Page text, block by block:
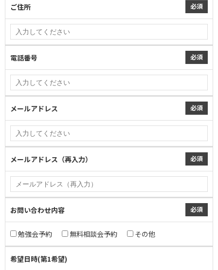
ご住所 必須
電話番号 必須
メールアドレス 必須
メールアドレス（再入力） 必須
お問い合わせ内容 必須
勉強会予約 無料相談会予約 その他
希望日時(第1希望)